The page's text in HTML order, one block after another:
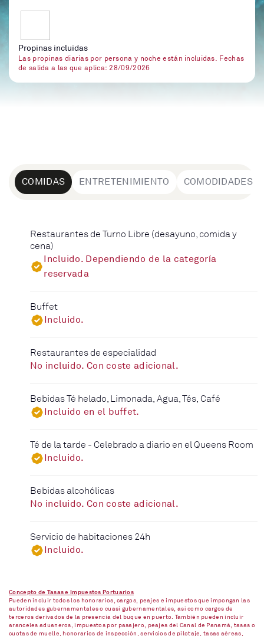
Propinas incluidas
Las propinas diarias por persona y noche están incluidas. Fechas
de salida a las que aplica: 28/09/2026
COMIDAS ENTRETENIMIENTO COMODIDADES
Restaurantes de Turno Libre (desayuno, comida y
cena)
Incluido. Dependiendo de la categoría
reservada
Buffet
Incluido.
Restaurantes de especialidad
No incluido. Con coste adicional.
Bebidas Té helado, Limonada, Agua, Tés, Café
Incluido en el buffet.
Té de la tarde - Celebrado a diario en el Queens Room
Incluido.
Bebidas alcohólicas
No incluido. Con coste adicional.
Servicio de habitaciones 24h
Incluido.
Concepto de Tasas e Impuestos Portuarios
Pueden incluir todos los honorarios, cargos, peajes e impuestos que impongan las
autoridades gubernamentales o cuasi gubernamentales, así como cargos de
terceros derivados de la presencia del buque en puerto. También pueden incluir
aranceles aduaneros, impuestos por pasajero, peajes del Canal de Panamá, tasas o
cuotas de muelle, honorarios de inspección, servicios de pilotaje, tasas aéreas,